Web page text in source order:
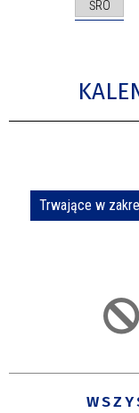
ŚRO
Szukana fraza
Trwające w